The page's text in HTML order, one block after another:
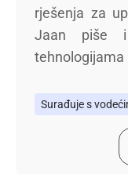
rješenja za
Jaan piše i
tehnologijama
Surađuje s